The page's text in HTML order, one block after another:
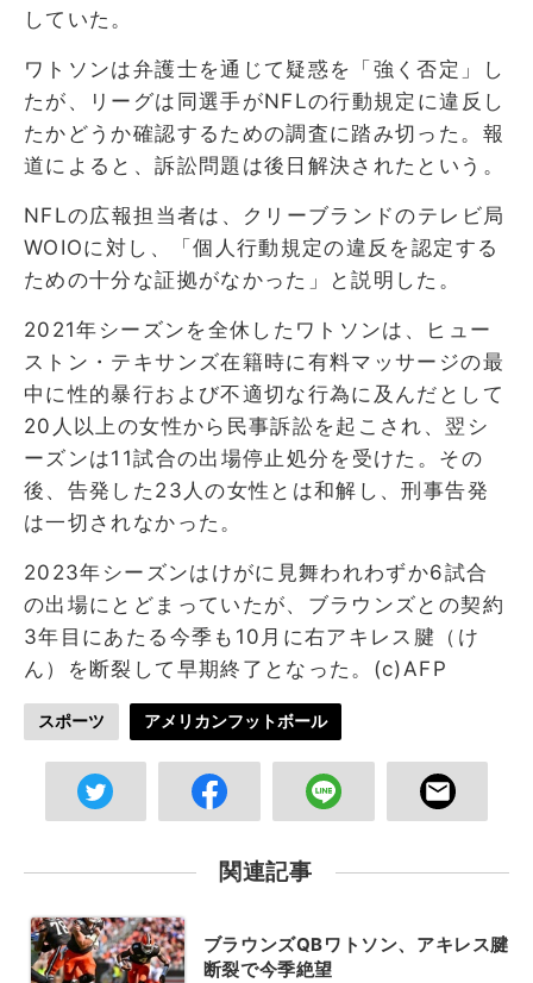
していた。
ワトソンは弁護士を通じて疑惑を「強く否定」し
たが、リーグは同選手がNFLの行動規定に違反し
たかどうか確認するための調査に踏み切った。報
道によると、訴訟問題は後日解決されたという。
NFLの広報担当者は、クリーブランドのテレビ局
WOIOに対し、「個人行動規定の違反を認定する
ための十分な証拠がなかった」と説明した。
2021年シーズンを全休したワトソンは、ヒュー
ストン・テキサンズ在籍時に有料マッサージの最
中に性的暴行および不適切な行為に及んだとして
20人以上の女性から民事訴訟を起こされ、翌シ
ーズンは11試合の出場停止処分を受けた。その
後、告発した23人の女性とは和解し、刑事告発
は一切されなかった。
2023年シーズンはけがに見舞われわずか6試合
の出場にとどまっていたが、ブラウンズとの契約
3年目にあたる今季も10月に右アキレス腱（け
ん）を断裂して早期終了となった。(c)AFP
スポーツ アメリカンフットボール
関連記事
ブラウンズQBワトソン、アキレス腱
断裂で今季絶望